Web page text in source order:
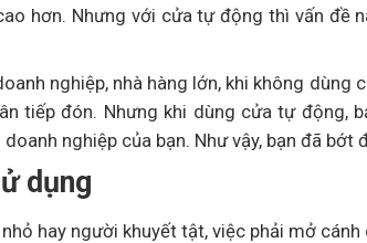
hơn. Nhưng với cửa tự động thì vấn đề
nghiệp, nhà hàng lớn, khi không
tiếp đón. Nhưng khi dùng cửa tự động,
nghiệp của bạn. Như vậy, bạn đã
dụng
hay người khuyết tật, việc phải mở